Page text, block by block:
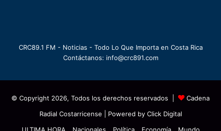
CRC89.1 FM - Noticias - Todo Lo Que Importa en Costa Rica
Contáctanos: info@crc891.com
© Copyright 2026, Todos los derechos reservados |
Cadena
Radial Costarricense | Powered by Click Digital